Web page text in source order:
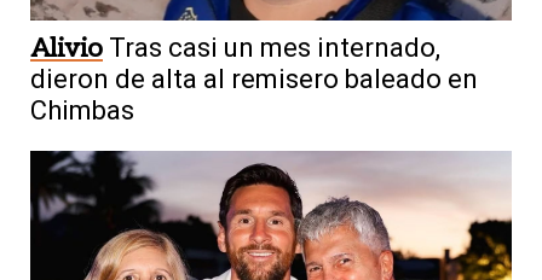
Alivio Tras casi un mes internado,
dieron de alta al remisero baleado en
Chimbas